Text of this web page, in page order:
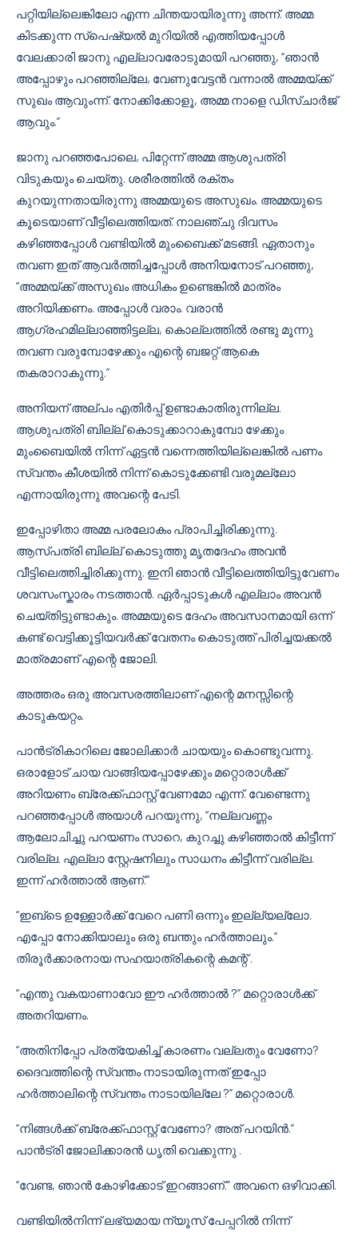
പറ്റിയില്ലെങ്കിലോ എന്ന ചിന്തയായിരുന്നു അന്ന്. അമ്മ
കിടക്കുന്ന സ്പെഷ്യൽ മുറിയിൽ എത്തിയപ്പോൾ
വേലക്കാരി ജാനു എല്ലാവരോടുമായി പറഞ്ഞു, “ഞാൻ
അപ്പോഴും പറഞ്ഞില്ലേ, വേണുവേട്ടൻ വന്നാൽ അമ്മയ്ക്ക്
സുഖം ആവുംന്ന്. നോക്കിക്കോളൂ, അമ്മ നാളെ ഡിസ്ചാർജ്
ആവും.”
ജാനു പറഞ്ഞപോലെ, പിറ്റേന്ന് അമ്മ ആശുപത്രി
വിടുകയും ചെയ്തു. ശരീരത്തിൽ രക്തം
കുറയുന്നതായിരുന്നു അമ്മയുടെ അസുഖം. അമ്മയുടെ
കൂടെയാണ് വീട്ടിലെത്തിയത്. നാലഞ്ചു ദിവസം
കഴിഞ്ഞപ്പോൾ വണ്ടിയിൽ മുംബൈക്ക് മടങ്ങി. ഏതാനും
തവണ ഇത് ആവർത്തിച്ചപ്പോൾ അനിയനോട് പറഞ്ഞു,
“അമ്മയ്ക്ക് അസുഖം അധികം ഉണ്ടെങ്കിൽ മാത്രം
അറിയിക്കണം. അപ്പോൾ വരാം. വരാൻ
ആഗ്രഹമില്ലാഞ്ഞിട്ടല്ല, കൊല്ലത്തിൽ രണ്ടു മൂന്നു
തവണ വരുമ്പോഴേക്കും എന്റെ ബജറ്റ് ആകെ
തകരാറാകുന്നു.”
അനിയന് അല്പം എതിർപ്പ് ഉണ്ടാകാതിരുന്നില്ല.
ആശുപത്രി ബില്ല് കൊടുക്കാറാകുമ്പോ ഴേക്കും
മുംബൈയിൽ നിന്ന് ഏട്ടൻ വന്നെത്തിയില്ലെങ്കിൽ പണം
സ്വന്തം കീശയിൽ നിന്ന് കൊടുക്കേണ്ടി വരുമല്ലോ
എന്നായിരുന്നു അവന്റെ പേടി.
ഇപ്പോഴിതാ അമ്മ പരലോകം പ്രാപിച്ചിരിക്കുന്നു.
ആസ്പത്രി ബില്ല് കൊടുത്തു മൃതദേഹം അവൻ
വീട്ടിലെത്തിച്ചിരിക്കുന്നു. ഇനി ഞാൻ വീട്ടിലെത്തിയിട്ടുവേണം
ശവസംസ്കാരം നടത്താൻ. ഏർപ്പാടുകൾ എല്ലാം അവൻ
ചെയ്തിട്ടുണ്ടാകും. അമ്മയുടെ ദേഹം അവസാനമായി ഒന്ന്
കണ്ട് വെട്ടിക്കൂട്ടിയവർക്ക് വേതനം കൊടുത്ത് പിരിച്ചയക്കൽ
മാത്രമാണ് എന്റെ ജോലി.
അത്തരം ഒരു അവസരത്തിലാണ് എന്റെ മനസ്സിന്റെ
കാടുകയറ്റം.
പാൻട്രികാറിലെ ജോലിക്കാർ ചായയും കൊണ്ടുവന്നു.
ഒരാളോട് ചായ വാങ്ങിയപ്പോഴേക്കും മറ്റൊരാൾക്ക്
അറിയണം ബ്രേക്ക്ഫാസ്റ്റ് വേണമോ എന്ന്. വേണ്ടെന്നു
പറഞ്ഞപ്പോൾ അയാൾ പറയുന്നു, “നല്ലവണ്ണം
ആലോചിച്ചു പറയണം സാറെ, കുറച്ചു കഴിഞ്ഞാൽ കിട്ടീന്ന്
വരില്ല. എല്ലാ സ്റ്റേഷനിലും സാധനം കിട്ടീന്ന് വരില്ല.
ഇന്ന് ഹർത്താൽ ആണ്.”
“ഇബ്ടെ ഉള്ളോർക്ക് വേറെ പണി ഒന്നും ഇല്ല്യല്ലോ.
എപ്പോ നോക്കിയാലും ഒരു ബന്തും ഹർത്താലും.”
തിരൂർക്കാരനായ സഹയാത്രികന്റെ കമന്റ് .
“എന്തു വകയാണാവോ ഈ ഹർത്താൽ ?” മറ്റൊരാൾക്ക്
അതറിയണം.
“അതിനിപ്പോ പ്രത്യേകിച്ച് കാരണം വല്ലതും വേണോ?
ദൈവത്തിന്റെ സ്വന്തം നാടായിരുന്നത് ഇപ്പോ
ഹർത്താലിന്റെ സ്വന്തം നാടായില്ലേ ?” മറ്റൊരാൾ.
“നിങ്ങൾക്ക് ബ്രേക്ക്ഫാസ്റ്റ് വേണോ? അത് പറയിൻ.”
പാൻട്രി ജോലിക്കാരൻ ധൃതി വെക്കുന്നു .
“വേണ്ട, ഞാൻ കോഴിക്കോട് ഇറങ്ങാണ്.” അവനെ ഒഴിവാക്കി.
വണ്ടിയിൽനിന്ന് ലഭ്യമായ ന്യൂസ് പേപ്പറിൽ നിന്ന്